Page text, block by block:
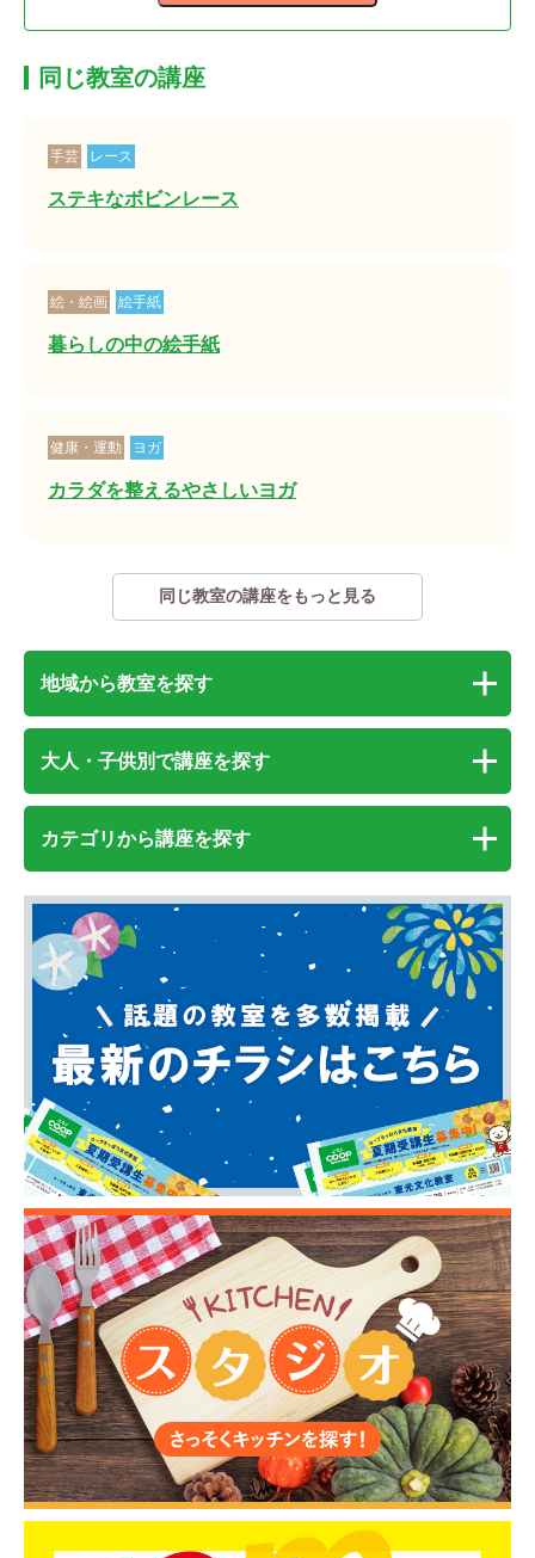
同じ教室の講座
手芸 レース
ステキなボビンレース
絵・絵画 絵手紙
暮らしの中の絵手紙
健康・運動 ヨガ
カラダを整えるやさしいヨガ
同じ教室の講座をもっと見る
地域から教室を探す
大人・子供別で講座を探す
カテゴリから講座を探す